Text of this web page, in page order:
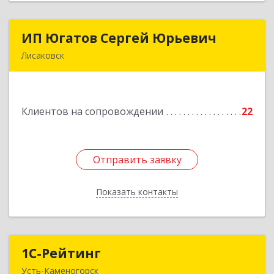
ИП Югатов Сергей Юрьевич
Лисаковск
Клиентов на сопровождении 22
Отправить заявку
Показать контакты
ИП Югатов Сергей Юрьевич
Подробнее
Отправить заявку
Назад
1С-Рейтинг
Усть-Каменогорск